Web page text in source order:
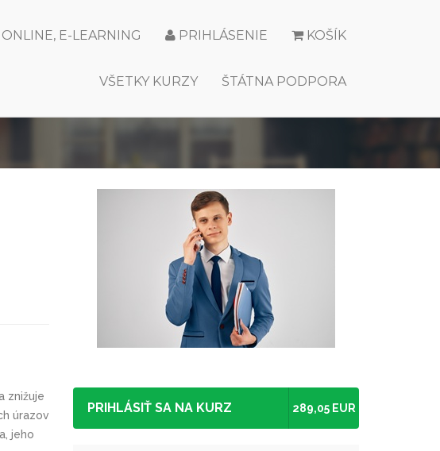
KOŠÍK
PRIHLÁSENIE
ONLINE, E-LEARNING
ŠTÁTNA PODPORA
VŠETKY KURZY
znižuje
úrazov
jeho
PRIHLÁSIŤ SA NA KURZ 289,05 EUR